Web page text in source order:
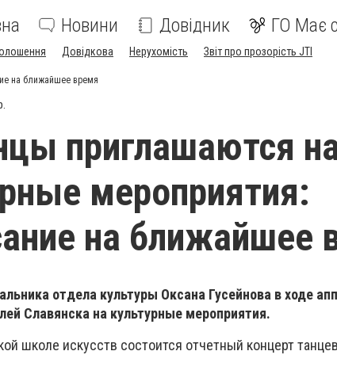
Новини Довідник ГО Має
Довідкова Нерухомість Звіт про прозорість JTI
на ближайшее время
приглашаются
мероприятия:
на ближайшее
отдела культуры Оксана Гусейнова в ходе
Славянска на культурные мероприятия.
школе искусств состоится отчетный концерт